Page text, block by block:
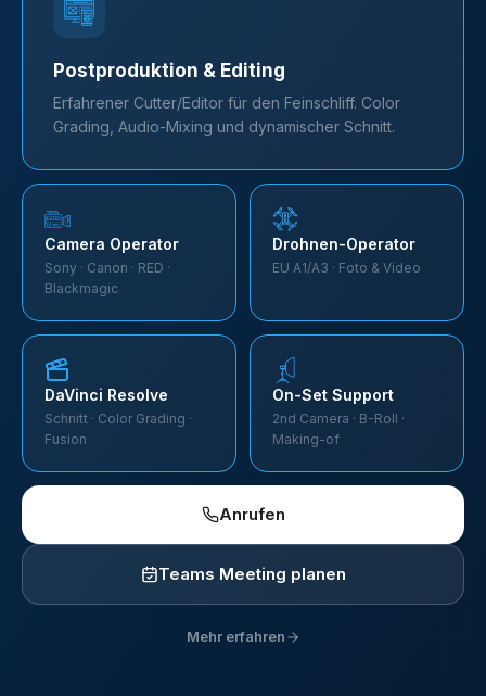
Postproduktion & Editing
Erfahrener Cutter/Editor für den Feinschliff. Color
Grading, Audio-Mixing und dynamischer Schnitt.
Camera Operator
Sony · Canon · RED ·
Blackmagic
Drohnen-Operator
EU A1/A3 · Foto & Video
DaVinci Resolve
Schnitt · Color Grading ·
Fusion
On-Set Support
2nd Camera · B-Roll ·
Making-of
Anrufen
Teams Meeting planen
Mehr erfahren